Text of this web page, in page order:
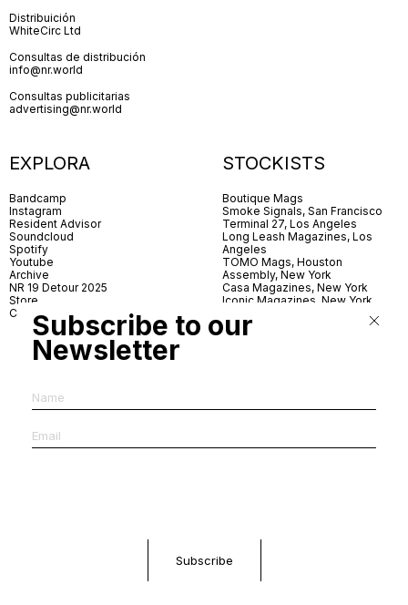
Distribuición
WhiteCirc Ltd
Consultas de distribución
info@nr.world
Consultas publicitarias
advertising@nr.world
EXPLORA
Bandcamp
Instagram
Resident Advisor
Soundcloud
Spotify
Youtube
Archive
NR 19 Detour 2025
Store
Contact
STOCKISTS
Boutique Mags
Smoke Signals, San Francisco
Terminal 27, Los Angeles
Long Leash Magazines, Los
Angeles
TOMO Mags, Houston
Assembly, New York
Casa Magazines, New York
Iconic Magazines, New York
Village Books, Leeds
Village Books, Manchester
The Photographer’s Gallery,
News & Coffee, Barcelona
Dorbeetle, Hangzhou
Aoyama Book Center, Tokyo
Daikanyama Tsutaya Books,
Subscribe to our
Newsletter